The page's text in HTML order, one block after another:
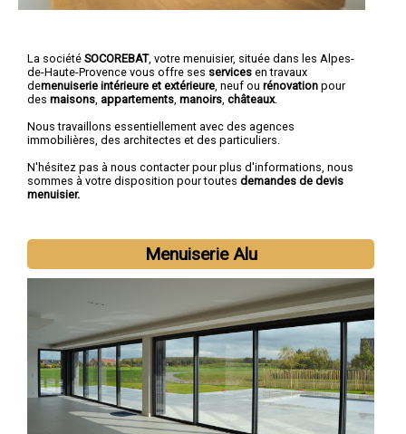
La société SOCOREBAT, votre menuisier, située dans les Alpes-
de-Haute-Provence vous offre ses services en travaux
demenuiserie intérieure et extérieure , neuf ou rénovation pour
des maisons appartements manoirs châteaux.
Nous travaillons essentiellement avec des agences
immobilières, des architectes et des particuliers.
N'hésitez pas à nous contacter pour plus d'informations, nous
sommes à votre disposition pour toutes demandes de devis
menuisier.
Menuiserie Alu